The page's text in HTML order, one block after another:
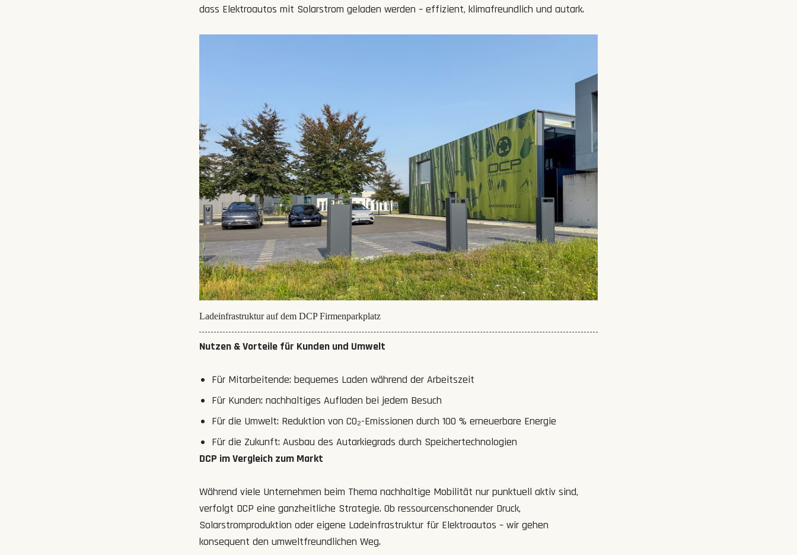
dass Elektroautos mit Solarstrom geladen werden – effizient, klimafreundlich und autark.
Ladeinfrastruktur auf dem DCP Firmenparkplatz
Nutzen & Vorteile für Kunden und Umwelt
Für Mitarbeitende: bequemes Laden während der Arbeitszeit
Für Kunden: nachhaltiges Aufladen bei jedem Besuch
Für die Umwelt: Reduktion von CO₂-Emissionen durch 100 % erneuerbare Energie
Für die Zukunft: Ausbau des Autarkiegrads durch Speichertechnologien
DCP im Vergleich zum Markt
Während viele Unternehmen beim Thema nachhaltige Mobilität nur punktuell aktiv sind,
verfolgt DCP eine ganzheitliche Strategie. Ob ressourcenschonender Druck,
Solarstromproduktion oder eigene Ladeinfrastruktur für Elektroautos – wir gehen
konsequent den umweltfreundlichen Weg.